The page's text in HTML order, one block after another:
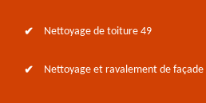
Nettoyage de toiture 49
Nettoyage et ravalement de façade